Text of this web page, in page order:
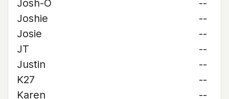
Josh-O
--
Joshie
--
Josie
--
JT
--
Justin
--
K27
--
Karen
--